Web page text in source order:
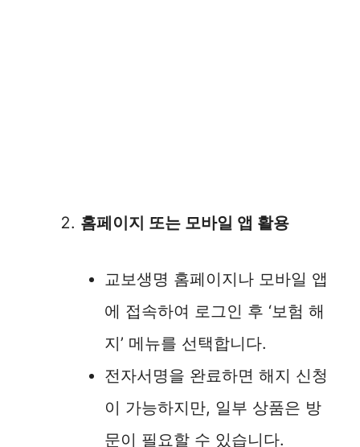
홈페이지 또는 모바일 앱 활용
교보생명 홈페이지나 모바일 앱
에 접속하여 로그인 후 ‘보험 해
지’ 메뉴를 선택합니다.
전자서명을 완료하면 해지 신청
이 가능하지만, 일부 상품은 방
문이 필요할 수 있습니다.